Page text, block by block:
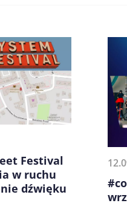
Zapamiętaj moje dane
kolejnych komentarzy.
Festival
w ruchu
dźwięku